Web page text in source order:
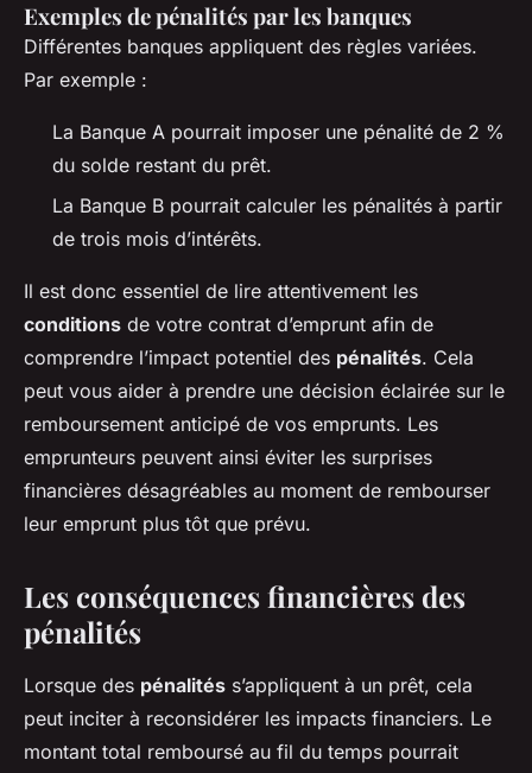
Exemples de pénalités par les banques
Différentes banques appliquent des règles variées.
Par exemple :
La Banque A pourrait imposer une pénalité de 2 %
du solde restant du prêt.
La Banque B pourrait calculer les pénalités à partir
de trois mois d’intérêts.
Il est donc essentiel de lire attentivement les
conditions de votre contrat d’emprunt afin de
comprendre l’impact potentiel des pénalités. Cela
peut vous aider à prendre une décision éclairée sur le
remboursement anticipé de vos emprunts. Les
emprunteurs peuvent ainsi éviter les surprises
financières désagréables au moment de rembourser
leur emprunt plus tôt que prévu.
Les conséquences financières des
pénalités
Lorsque des pénalités s’appliquent à un prêt, cela
peut inciter à reconsidérer les impacts financiers. Le
montant total remboursé au fil du temps pourrait